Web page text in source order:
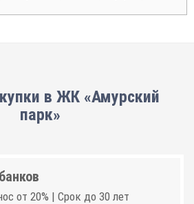
в ЖК «Амурский
парк»
от 20% | Срок до 30 лет